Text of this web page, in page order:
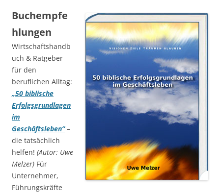
Buchempfe
hlungen
Wirtschaftshandb
uch & Ratgeber
für den
beruflichen Alltag:
„50 biblische
Erfolgsgrundlagen
im
Geschäftsleben“–
die tatsächlich
helfen! (Autor: Uwe
Melzer) Für
Unternehmer,
Führungskräfte